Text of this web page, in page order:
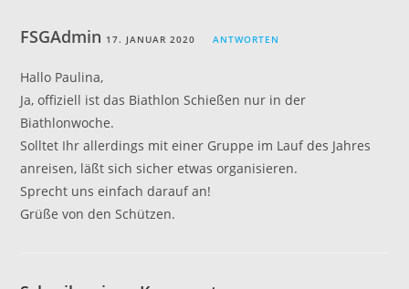
FSGAdmin 17. JANUAR 2020 ANTWORTEN
Hallo Paulina,
Ja, offiziell ist das Biathlon Schießen nur in der
Biathlonwoche.
Solltet Ihr allerdings mit einer Gruppe im Lauf des Jahres
anreisen, läßt sich sicher etwas organisieren.
Sprecht uns einfach darauf an!
Grüße von den Schützen.